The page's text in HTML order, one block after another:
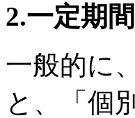
2.一定期
一般的に
と、「個